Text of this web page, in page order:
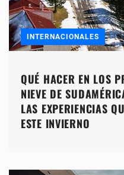
INTERNACIONALES
QUÉ HACER EN LOS
NIEVE DE
LAS EXPERIENCIAS
ESTE INVIERNO